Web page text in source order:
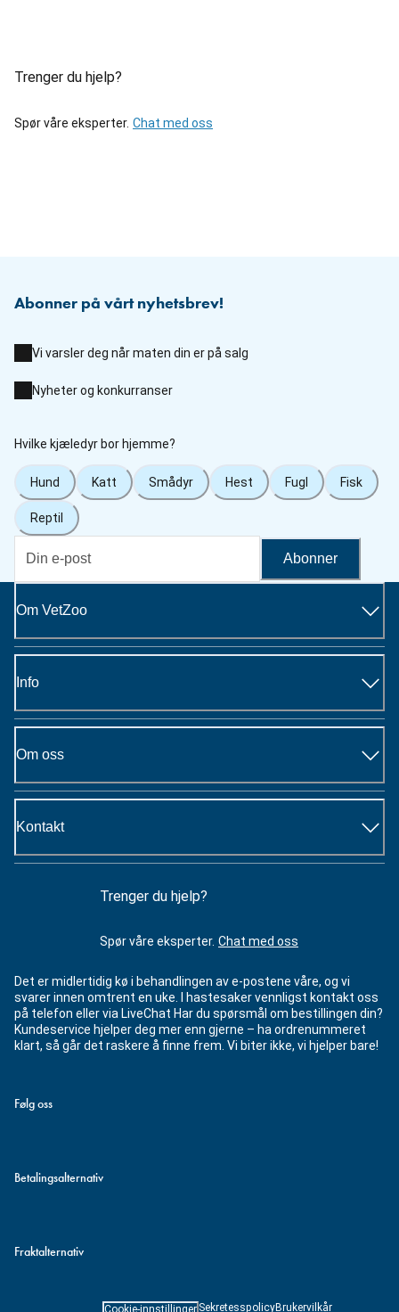
Trenger du hjelp?
Spør våre eksperter. Chat med oss
Abonner på vårt nyhetsbrev!
Vi varsler deg når maten din er på salg
Nyheter og konkurranser
Hvilke kjæledyr bor hjemme?
Hund Katt Smådyr Hest Fugl Fisk
Reptil
Abonner
Om VetZoo
Info
Om oss
Kontakt
Trenger du hjelp?
Spør våre eksperter. Chat med oss
Det er midlertidig kø i behandlingen av e-postene våre, og vi
svarer innen omtrent en uke. I hastesaker vennligst kontakt oss
på telefon eller via LiveChat Har du spørsmål om bestillingen din?
Kundeservice hjelper deg mer enn gjerne – ha ordrenummeret
klart, så går det raskere å finne frem. Vi biter ikke, vi hjelper bare!
Følg oss
Betalingsalternativ
Fraktalternativ
Cookie-innstillinger SekretesspolicyBrukervilkår